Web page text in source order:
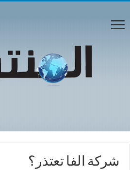
شركة الفا تعتذر؟